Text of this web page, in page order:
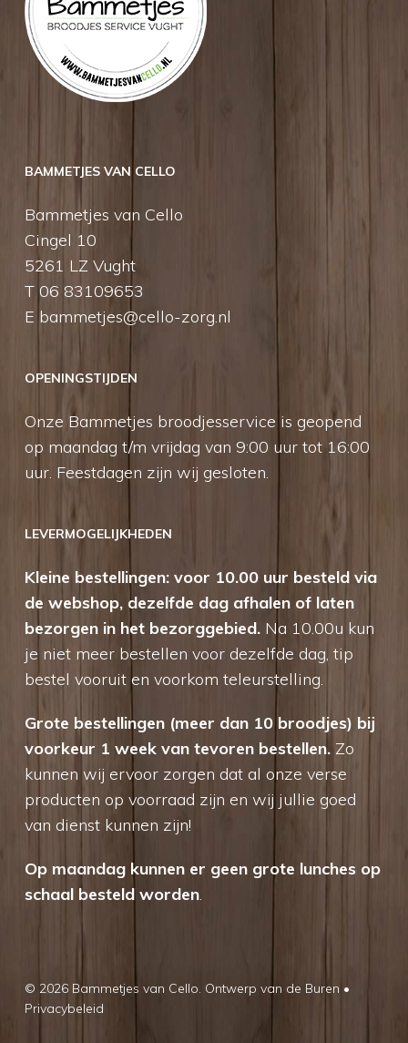
BAMMETJES VAN CELLO
Bammetjes van Cello
Cingel 10
5261 LZ Vught
T 06 83109653
E bammetjes@cello-zorg.nl
OPENINGSTIJDEN
Onze Bammetjes broodjesservice is geopend
op maandag t/m vrijdag van 9:00 uur tot 16:00
uur. Feestdagen zijn wij gesloten.
LEVERMOGELIJKHEDEN
Kleine bestellingen: voor 10.00 uur besteld via
de webshop, dezelfde dag afhalen of laten
bezorgen in het bezorggebied.Na 10.00u kun
je niet meer bestellen voor dezelfde dag, tip
bestel vooruit en voorkom teleurstelling.
Grote bestellingen (meer dan 10 broodjes) bij
voorkeur 1 week van tevoren bestellen.Zo
kunnen wij ervoor zorgen dat al onze verse
producten op voorraad zijn en wij jullie goed
van dienst kunnen zijn!
Op maandag kunnen er geen grote lunches op
schaal besteld worden.
© 2026 Bammetjes van Cello. Ontwerp van de Buren •
Privacybeleid